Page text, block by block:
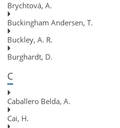
Brychtová, A.
Buckingham Andersen, T.
Buckley, A. R.
Burghardt, D.
C
Caballero Belda, A.
Cai, H.